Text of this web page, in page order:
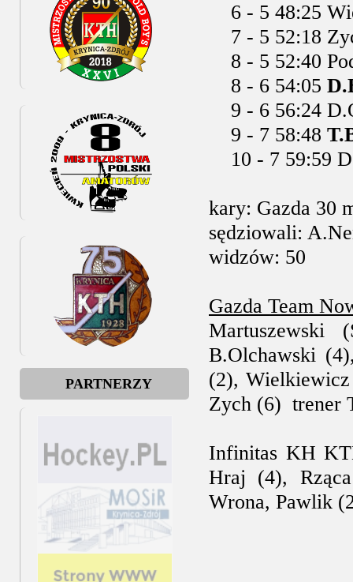
PARTNERZY
6 - 5 48:25
7 - 5 52:18
8 - 5 52:40
8 - 6 54:05
9 - 6 56:24
9 - 7 58:48
10 - 7 59:59
kary: Gazda 30
sędziowali:
widzów: 50
Gazda Team
Martuszewski
B.Olchawski
(2), Wielkiewicz
Zych (6)  trener
Infinitas KH
Hraj (4),
Wrona, Pawlik